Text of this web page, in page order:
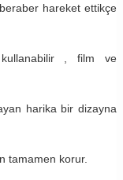
hareket ettikçe
kullanabilir , film ve
harika bir dizayna
tamamen korur.